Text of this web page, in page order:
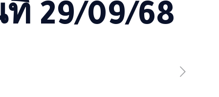
29/09/68